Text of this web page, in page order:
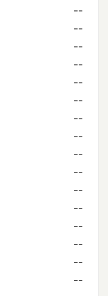
--
--
--
--
--
--
--
--
--
--
--
--
--
--
--
--